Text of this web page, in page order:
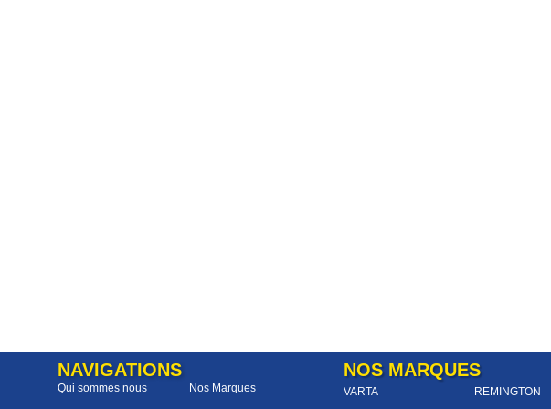
NAVIGATIONS
Qui sommes nous
Nos Marques
NOS MARQUES
VARTA REMINGTON